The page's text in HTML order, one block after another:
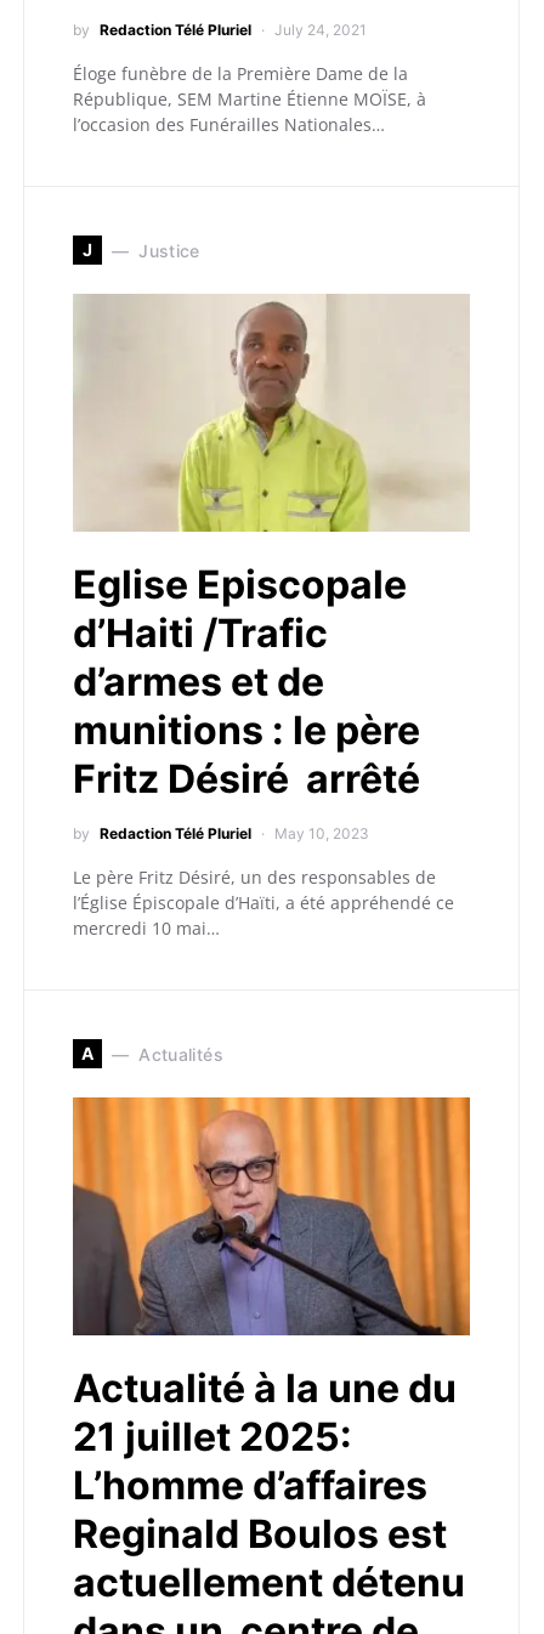
by Redaction Télé Pluriel July 24, 2021
Éloge funèbre de la Première Dame de la
République, SEM Martine Étienne MOÏSE, à
l’occasion des Funérailles Nationales…
J Justice
Eglise Episcopale
d’Haiti /Trafic
d’armes et de
munitions : le père
Fritz Désiré arrêté
by Redaction Télé Pluriel May 10, 2023
Le père Fritz Désiré, un des responsables de
l’Église Épiscopale d’Haïti, a été appréhendé ce
mercredi 10 mai…
A Actualités
Actualité à la une du
21 juillet 2025:
L’homme d’affaires
Reginald Boulos est
actuellement détenu